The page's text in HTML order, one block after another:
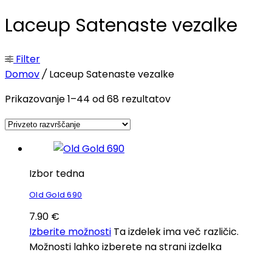
Laceup Satenaste vezalke
Filter
Domov/ Laceup Satenaste vezalke
Prikazovanje 1–44 od 68 rezultatov
Izbor tedna
Old Gold 690
7.90 €
Izberite možnosti Ta izdelek ima več različic.
Možnosti lahko izberete na strani izdelka